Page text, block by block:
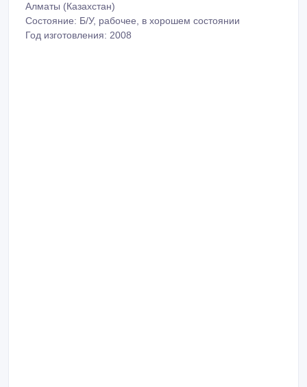
Алматы (Казахстан)
Состояние: Б/У, рабочее, в хорошем состоянии
Год изготовления: 2008